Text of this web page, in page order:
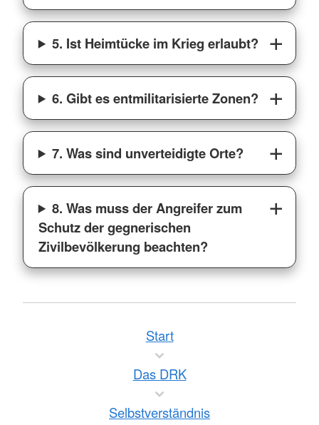
5. Ist Heimtücke im Krieg erlaubt?
6. Gibt es entmilitarisierte Zonen?
7. Was sind unverteidigte Orte?
8. Was muss der Angreifer zum
Schutz der gegnerischen
Zivilbevölkerung beachten?
Start
Das DRK
Selbstverständnis